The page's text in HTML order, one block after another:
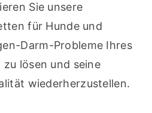
Sie unsere
für Hunde und
Darm-Probleme Ihres
lösen und seine
wiederherzustellen.